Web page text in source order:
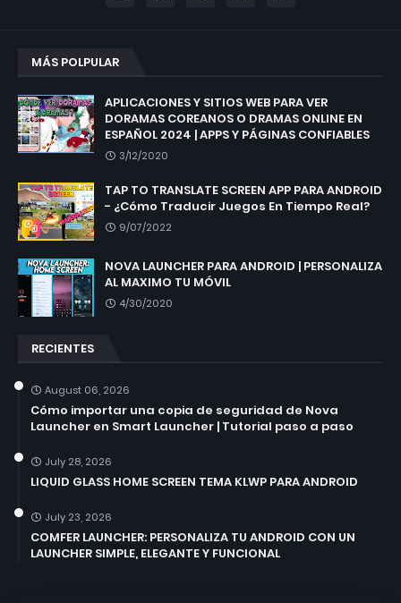
MÁS POLPULAR
APLICACIONES Y SITIOS WEB PARA VER
DORAMAS COREANOS O DRAMAS ONLINE EN
ESPAÑOL 2024 | APPS Y PÁGINAS CONFIABLES
3/12/2020
TAP TO TRANSLATE SCREEN APP PARA ANDROID
- ¿Cómo Traducir Juegos En Tiempo Real?
9/07/2022
NOVA LAUNCHER PARA ANDROID | PERSONALIZA
AL MAXIMO TU MÓVIL
4/30/2020
RECIENTES
August 06, 2026
Cómo importar una copia de seguridad de Nova
Launcher en Smart Launcher | Tutorial paso a paso
July 28, 2026
LIQUID GLASS HOME SCREEN TEMA KLWP PARA ANDROID
July 23, 2026
COMFER LAUNCHER: PERSONALIZA TU ANDROID CON UN
LAUNCHER SIMPLE, ELEGANTE Y FUNCIONAL